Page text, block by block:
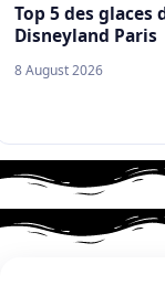
Top 5 des glaces
Disneyland Paris
8 August 2026